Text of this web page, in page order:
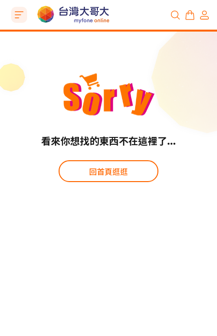
看來你想找的東西不在這裡了...
回首頁逛逛